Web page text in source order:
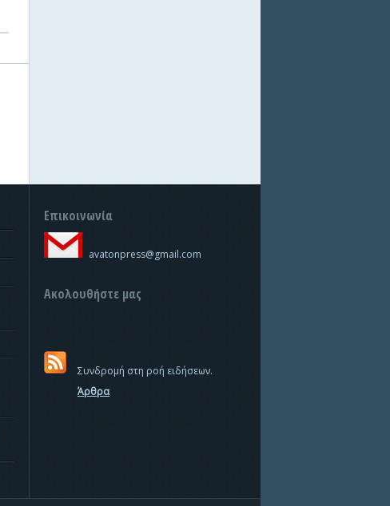
Επικοινωνία
avatonpress@gmail.com
Ακολουθήστε μας
Συνδρομή στη ροή ειδήσεων.
Άρθρα